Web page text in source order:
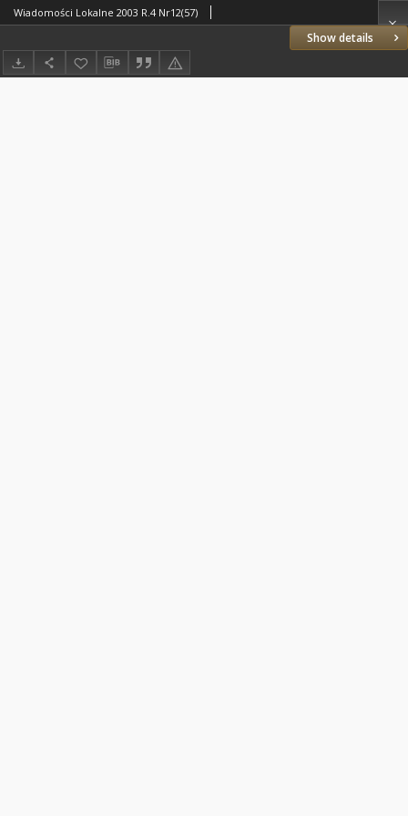
Show details
Wiadomości Lokalne 2003 R.4 Nr12(57)